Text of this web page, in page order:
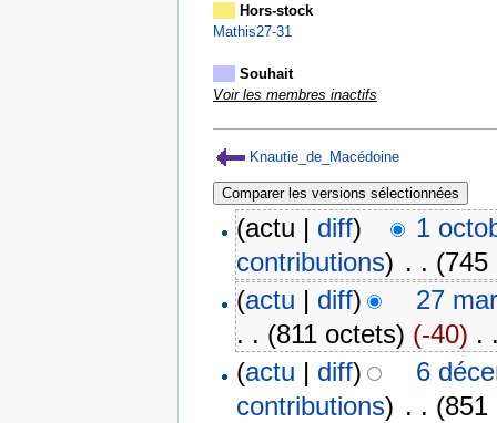
Hors-stock
Mathis27-31
Souhait
Voir les membres inactifs
Knautie_de_Macédoine
(actu | diff)
1
contributions) . . (745
(actu | diff)
27
. . (811 octets) (-40) .
(actu | diff)
6
contributions) . . (851